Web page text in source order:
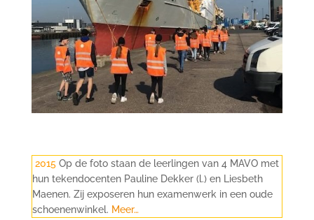
2015 Op de foto staan de leerlingen van 4 MAVO met
hun tekendocenten Pauline Dekker (l.) en Liesbeth
Maenen. Zij exposeren hun examenwerk in een oude
schoenenwinkel. Meer…